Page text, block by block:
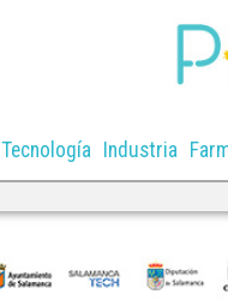
Tecnología Industria